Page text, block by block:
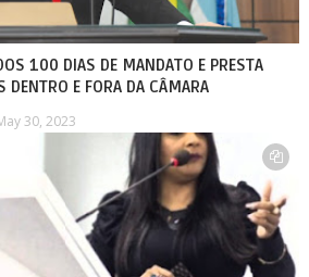
100 DIAS DE MANDATO E PRESTA
DENTRO E FORA DA CÂMARA
30, 2023